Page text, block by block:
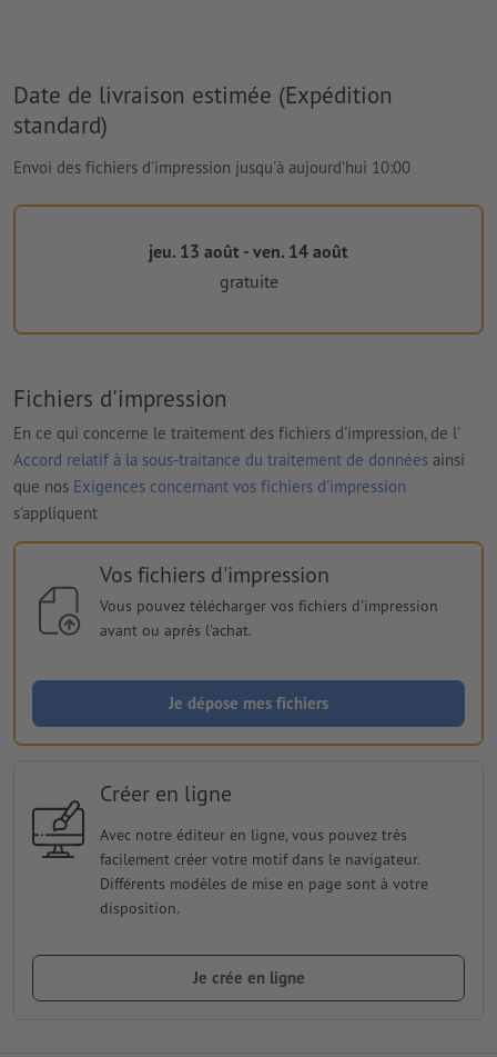
Date de livraison estimée (Expédition
standard)
Envoi des fichiers d'impression jusqu'à aujourd’hui 10:00
jeu. 13 août - ven. 14 août
gratuite
Fichiers d'impression
En ce qui concerne le traitement des fichiers d'impression, de l'
Accord relatif à la sous-traitance du traitement de données ainsi
que nos Exigences concernant vos fichiers d'impression
s'appliquent
Vos fichiers d'impression
Vous pouvez télécharger vos fichiers d'impression
avant ou après l'achat.
Je dépose mes fichiers
Créer en ligne
Avec notre éditeur en ligne, vous pouvez très
facilement créer votre motif dans le navigateur.
Différents modèles de mise en page sont à votre
disposition.
Je crée en ligne